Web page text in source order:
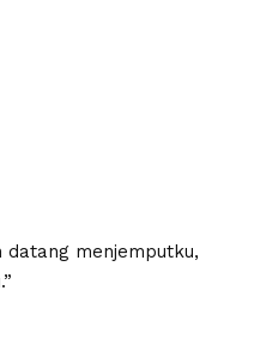
menjemputku,